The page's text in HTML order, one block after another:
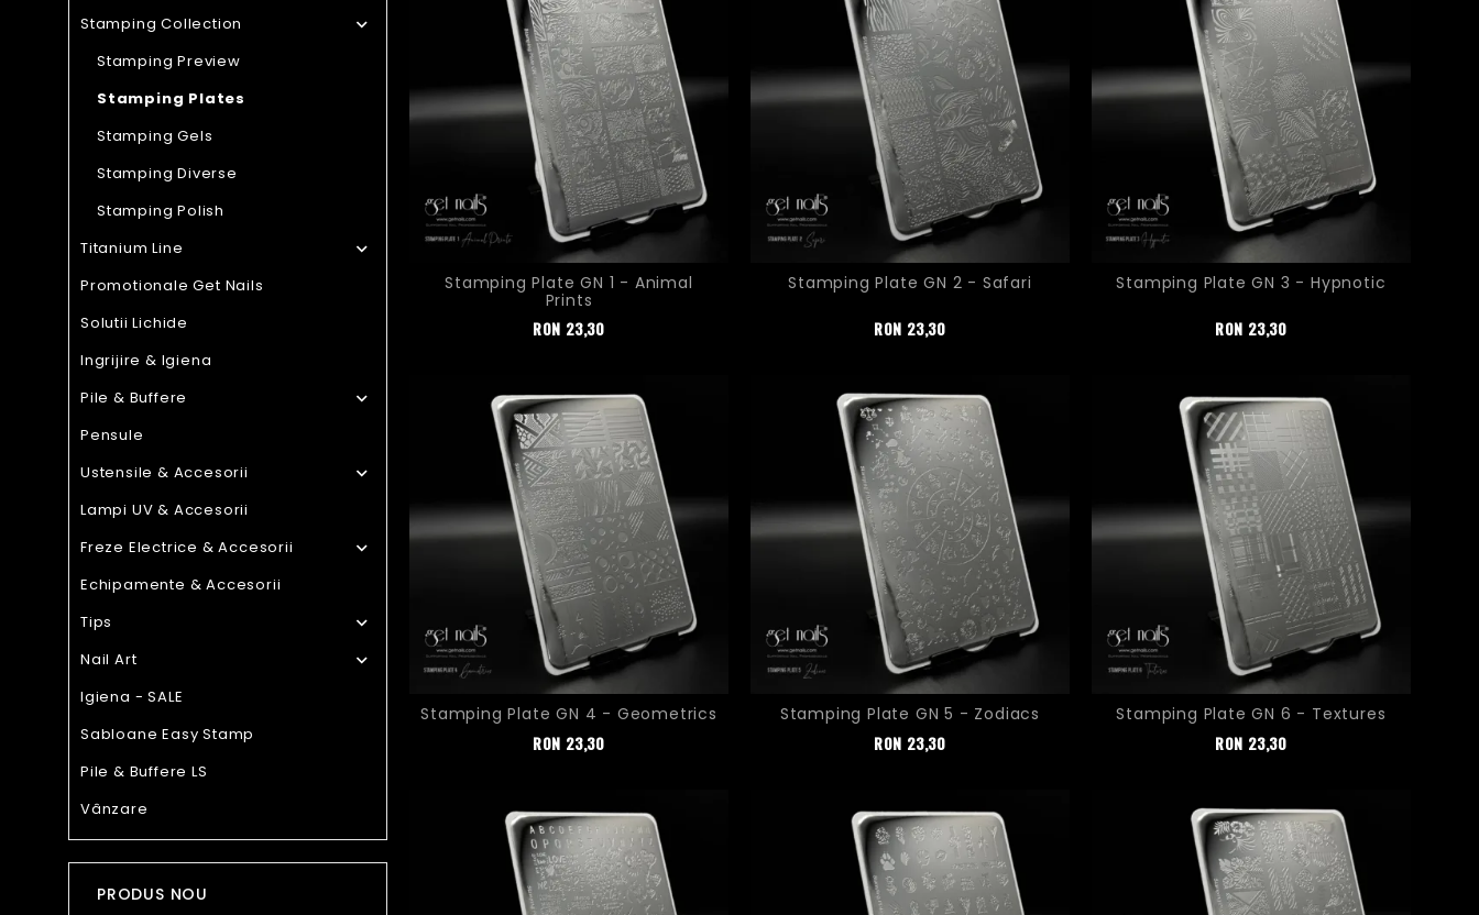
Stamping Collection 
Stamping Preview
Stamping Plates
Stamping Gels
Stamping Diverse
Stamping Polish
Titanium Line

Promotionale Get Nails
Solutii Lichide
Ingrijire & Igiena
Pile & Buffere

Pensule
Ustensile & Accesorii

Lampi UV & Accesorii
Freze Electrice & Accesorii

Echipamente & Accesorii
Tips

Nail Art 
Igiena - SALE
Sabloane Easy Stamp
Pile & Buffere LS
Vânzare
PRODUS NOU
Stamping Plate GN 1 - Animal
Prints
Pret
RON 23,30
Stamping Plate GN 2 - Safari
Pret
RON 23,30
Stamping Plate GN 3 - Hypnotic
Pret
RON 23,30
Stamping Plate GN 4 - Geometrics
Pret
RON 23,30
Stamping Plate GN 5 - Zodiacs
Pret
RON 23,30
Stamping Plate GN 6 - Textures
Pret
RON 23,30